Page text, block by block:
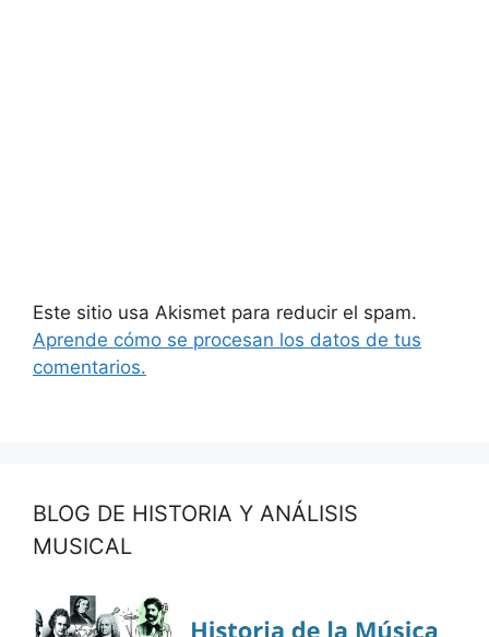
Este sitio usa Akismet para reducir el spam.
Aprende cómo se procesan los datos de tus
comentarios.
BLOG DE HISTORIA Y ANÁLISIS
MUSICAL